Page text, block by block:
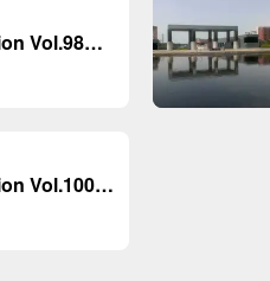
Vol.98＠
Vol.100＠